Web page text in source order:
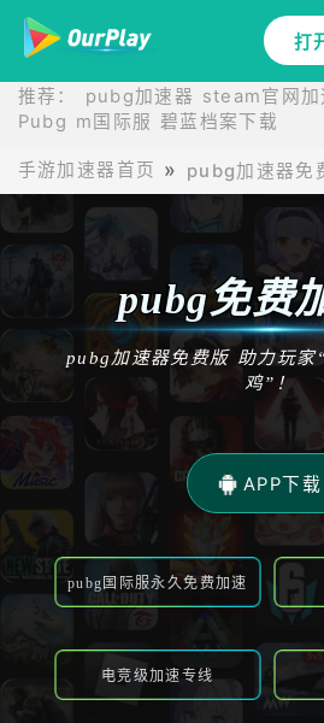
打
推荐： pubg加速器 steam官网加
Pubg m国际服 碧蓝档案下载
手游加速器首页 pubg加速器免
pubg免费
pubg加速器免费版 助力玩家
鸡”！
APP下载
pubg国际服永久免费加速
电竞级加速专线